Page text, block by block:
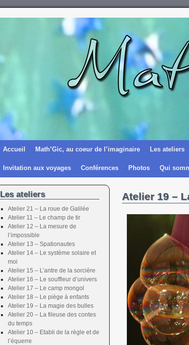
Accueil Math’Gic, au coeur de l’imaginaire Les ateliers
Invitation aux voyages Conférences Photos Qui
Atelier 19 –
Les ateliers
Atelier 21 – La roue de Galilée
Atelier 11 – Le champ de tir
Atelier 12 – La mesure de
l’impossible
Atelier 13 – Spationautes
Atelier 14 – Le système solaire et
moi
Atelier 15 – L’antre de la sorcière
Atelier 16 – Le souffleur d’univers
Atelier 17 – Le camp mongol
Atelier 18 – Le piège à enfants
Atelier 19 – La magie des bulles
Atelier 20 – La fileuse des contes
du temps
Atelier 10 – Etabli de la règle et de
l’équerre